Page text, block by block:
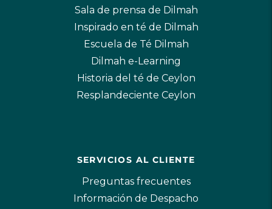
Sala de prensa de Dilmah
Inspirado en té de Dilmah
Escuela de Té Dilmah
Dilmah e-Learning
Historia del té de Ceylon
Resplandeciente Ceylon
SERVICIOS AL CLIENTE
Preguntas frecuentes
Información de Despacho